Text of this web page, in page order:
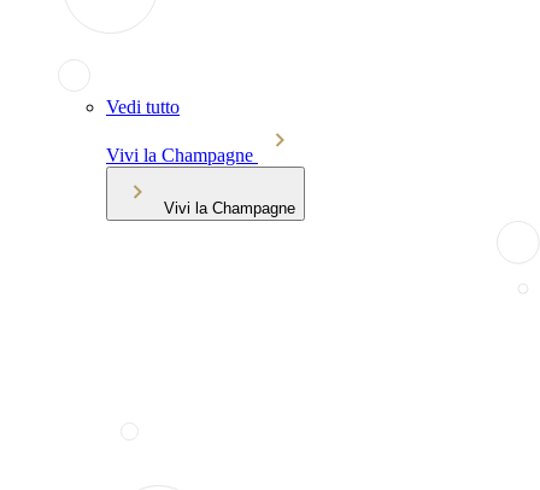
Vedi tutto
Vivi la Champagne
Vivi la Champagne